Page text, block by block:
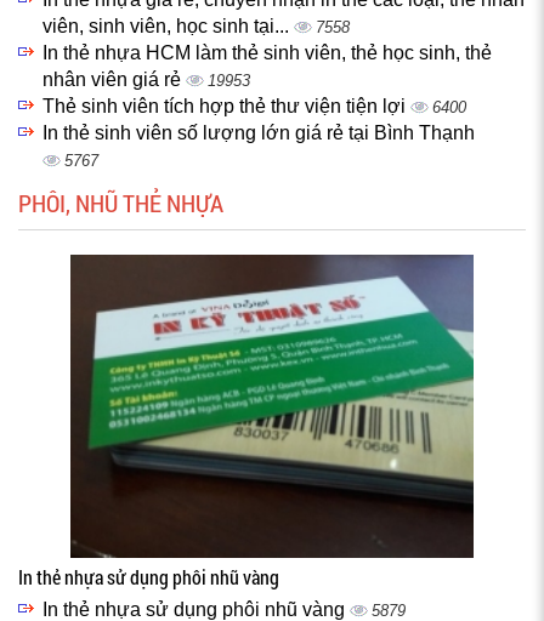
viên, sinh viên, học sinh tại...
7558
In thẻ nhựa HCM làm thẻ sinh viên, thẻ học sinh, thẻ
nhân viên giá rẻ
19953
Thẻ sinh viên tích hợp thẻ thư viện tiện lợi 6400
In thẻ sinh viên số lượng lớn giá rẻ tại Bình Thạnh
5767
PHÔI, NHŨ THẺ NHỰA
In thẻ nhựa sử dụng phôi nhũ vàng
In thẻ nhựa sử dụng phôi nhũ vàng 5879